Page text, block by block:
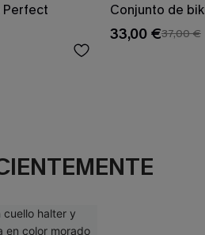
Perfect
Conjunto de
33,00 €37,00 €